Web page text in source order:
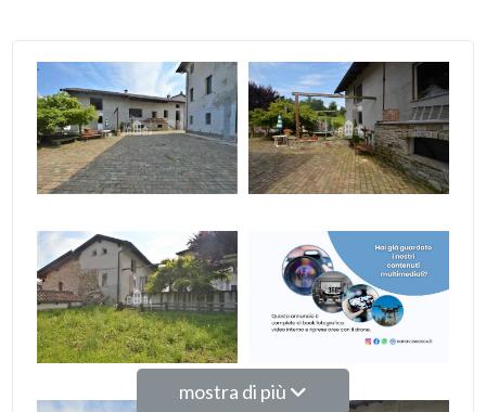
mostra di più
Ascensore
Arredato
Nuova costruzione
Lusso